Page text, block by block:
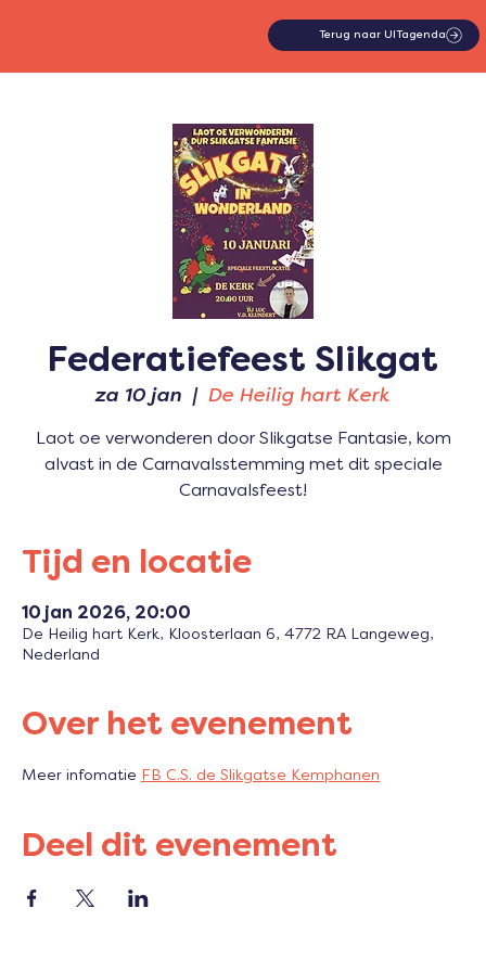
Terug naar UITagenda
Federatiefeest Slikgat
za 10 jan
  |
De Heilig hart Kerk
Laot oe verwonderen door Slikgatse Fantasie, kom
alvast in de Carnavalsstemming met dit speciale
Carnavalsfeest!
Tijd en locatie
10 jan 2026, 20:00
De Heilig hart Kerk, Kloosterlaan 6, 4772 RA Langeweg,
Nederland
Over het evenement
Meer infomatie FB C.S. de Slikgatse Kemphanen
Deel dit evenement